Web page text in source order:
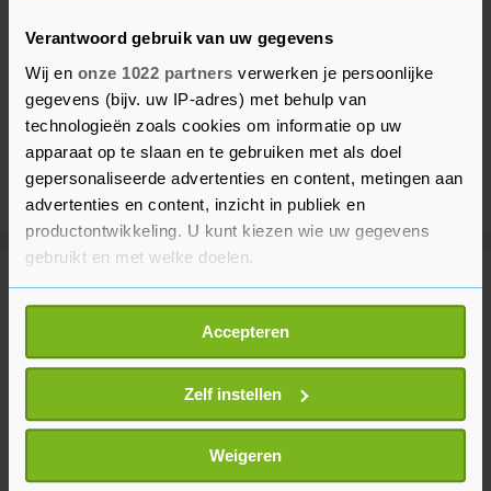
Verantwoord gebruik van uw gegevens
Wij en onze 1022 partners verwerken je persoonlijke
gegevens (bijv. uw IP-adres) met behulp van
technologieën zoals cookies om informatie op uw
apparaat op te slaan en te gebruiken met als doel
gepersonaliseerde advertenties en content, metingen aan
advertenties en content, inzicht in publiek en
productontwikkeling. U kunt kiezen wie uw gegevens
gebruikt en met welke doelen.
Als u het toestaat, willen we ook graag:
Informatie verzamelen over uw geografische
locatie, die tot een paar meter nauwkeurig kan zijn
Uw apparaat identificeren door het actief te
scannen op specifieke eigenschappen (fingerprinting)
Lees meer over hoe uw persoonlijke gegevens worden
verwerkt en stel uw voorkeuren in het
Accepteren
Zelf instellen
Weigeren
Meer uit Gezond
DNA-test in Erasmus MC tegen
doofheid door antibiotica bij
6 dagen geleden